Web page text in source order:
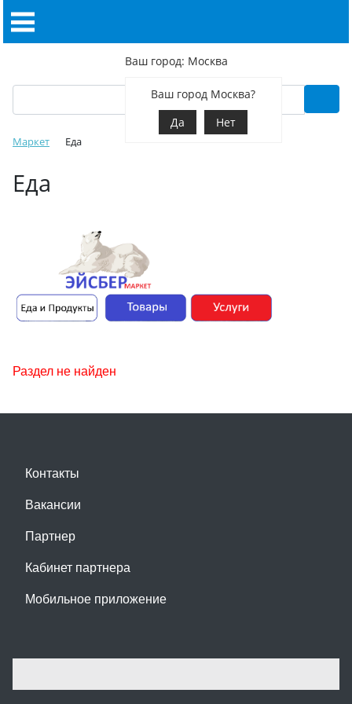
Ваш город: Москва
Ваш город Москва?
Да
Нет
Маркет Еда
Еда
Раздел не найден
Контакты
Вакансии
Партнер
Кабинет партнера
Мобильное приложение